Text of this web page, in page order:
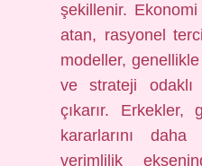
şekillenir.
atan, rasyonel
modeller,
ve strateji odaklı
çıkarır. Erkekler,
kararlarını
verimlilik